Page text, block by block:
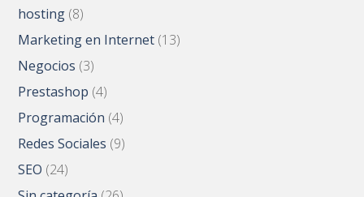
hosting (8)
Marketing en Internet (13)
Negocios (3)
Prestashop (4)
Programación (4)
Redes Sociales (9)
SEO (24)